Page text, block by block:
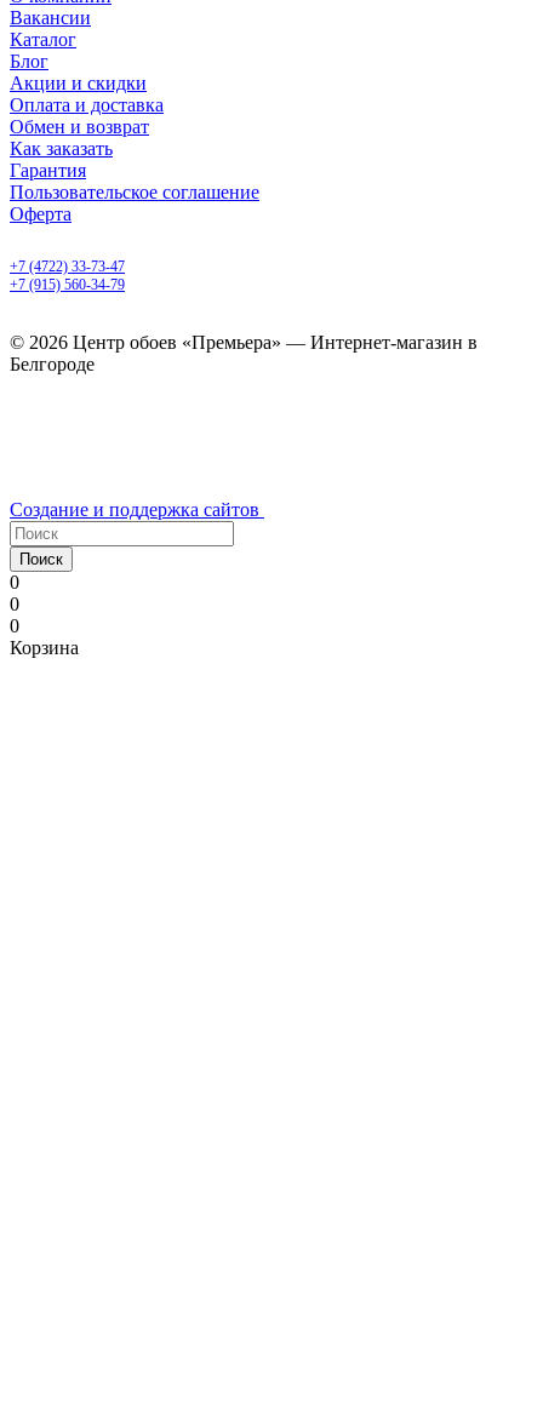
Вакансии
Каталог
Блог
Акции и скидки
Оплата и доставка
Обмен и возврат
Как заказать
Гарантия
Пользовательское соглашение
Оферта
+7 (4722) 33-73-47
+7 (915) 560-34-79
© 2026 Центр обоев «Премьера» — Интернет-магазин в
Белгороде
Создание и поддержка сайтов
Поиск
0
0
0
Корзина